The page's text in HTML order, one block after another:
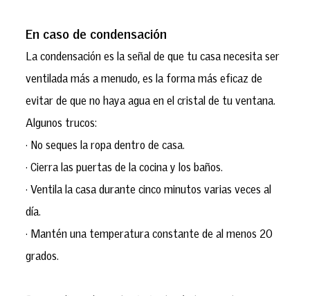
En caso de condensación
La condensación es la señal de que tu casa necesita ser
ventilada más a menudo, es la forma más eficaz de
evitar de que no haya agua en el cristal de tu ventana.
Algunos trucos:
· No seques la ropa dentro de casa.
· Cierra las puertas de la cocina y los baños.
· Ventila la casa durante cinco minutos varias veces al
día.
· Mantén una temperatura constante de al menos 20
grados.